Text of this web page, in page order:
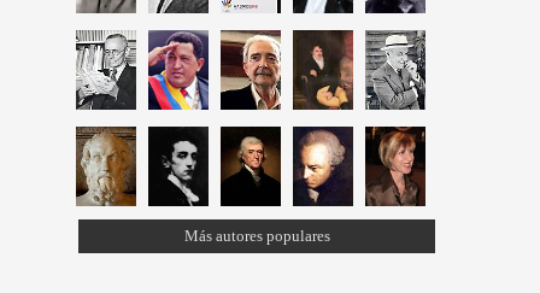
Más autores populares